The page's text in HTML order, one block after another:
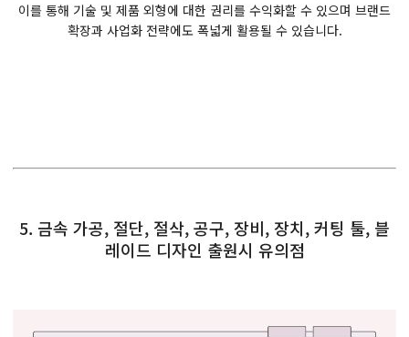
이를 통해 기술 및 제품 외형에 대한 권리를 수익화할 수 있으며 브랜드
확장과 사업화 전략에도 폭넓게 활용될 수 있습니다.
5. 금속 가공, 절단, 절삭, 공구, 장비, 장치, 커팅 툴, 블
레이드 디자인 출원시 유의점